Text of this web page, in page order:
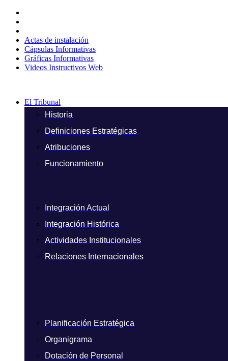
contenido
Actas de instalación
Cápsulas Informativas
Gráficas Informativas
Videos Instructivos Web
El Tribunal
Historia
Definiciones Estratégicas
Atribuciones
Funcionamiento
Integración Actual
Integración Histórica
Actividades Institucionales
Relaciones Internacionales
Planificación Estratégica
Organigrama
Dotación de Personal